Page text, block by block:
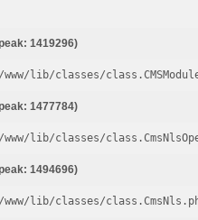
1419296)
www/lib/classes/
1477784)
www/lib/classes/
1494696)
www/lib/classes/